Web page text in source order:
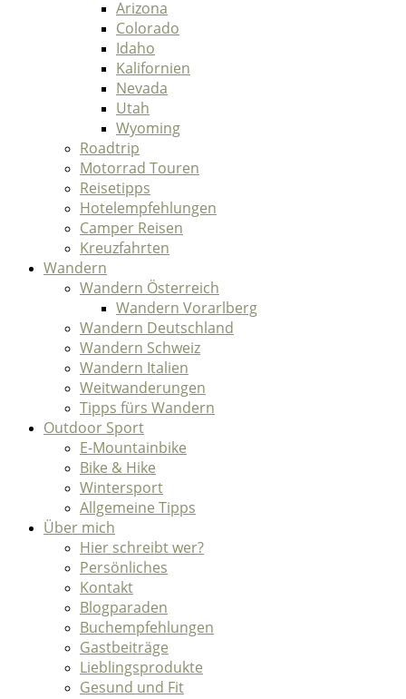
Arizona
Colorado
Idaho
Kalifornien
Nevada
Utah
Wyoming
Roadtrip
Motorrad Touren
Reisetipps
Hotelempfehlungen
Camper Reisen
Kreuzfahrten
Wandern
Wandern Österreich
Wandern Vorarlberg
Wandern Deutschland
Wandern Schweiz
Wandern Italien
Weitwanderungen
Tipps fürs Wandern
Outdoor Sport
E-Mountainbike
Bike & Hike
Wintersport
Allgemeine Tipps
Über mich
Hier schreibt wer?
Persönliches
Kontakt
Blogparaden
Buchempfehlungen
Gastbeiträge
Lieblingsprodukte
Gesund und Fit